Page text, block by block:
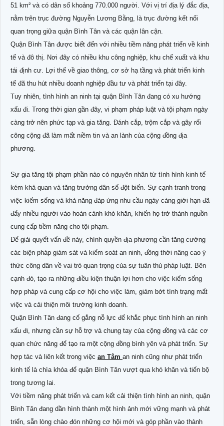
51 km² và có dân số khoảng 770.000 người. Với vị trí địa lý đắc địa,
nằm trên trục đường Nguyễn Lương Bằng, là trục đường kết nối
quan trọng giữa quận Bình Tân và các quận lân cận.
Quận Bình Tân được biết đến với nhiều tiềm năng phát triển về kinh
tế và đô thị. Nơi đây có nhiều khu công nghiệp, khu chế xuất và khu
tái định cư. Lợi thế về giao thông, cơ sở hạ tầng và phát triển kinh
tế đã thu hút nhiều doanh nghiệp đầu tư và phát triển tại đây.
Tuy nhiên, tình hình an ninh tại quận Bình Tân đang có xu hướng
xấu đi. Trong thời gian gần đây, vi phạm pháp luật và tội phạm ngày
càng trở nên phức tạp và gia tăng. Đánh cắp, trộm cắp và gây rối
công cộng đã làm mất niềm tin và an lành của cộng đồng địa
phương.
Sự gia tăng tội phạm phần nào có nguyên nhân từ tình hình kinh tế
kém khả quan và tăng trưởng dân số đột biến. Sự cạnh tranh trong
việc kiếm sống và khả năng đáp ứng nhu cầu ngày càng giới hạn đã
đẩy nhiều người vào hoàn cảnh khó khăn, khiến họ trở thành nguồn
cung cấp tiềm năng cho tội phạm.
Để giải quyết vấn đề này, chính quyền địa phương cần tăng cường
các biện pháp giám sát và kiểm soát an ninh, đồng thời nâng cao ý
thức công dân về vai trò quan trọng của sự tuân thủ pháp luật. Bên
cạnh đó, tạo ra những điều kiện thuận lợi hơn cho việc kiếm sống
hợp pháp và cung cấp cơ hội cho việc làm, giảm bớt tình trạng mất
việc và cải thiện môi trường kinh doanh.
Quận Bình Tân đang cố gắng nỗ lực để khắc phục tình hình an ninh
xấu đi, nhưng cần sự hỗ trợ và chung tay của cộng đồng và các cơ
quan chức năng để tạo ra một cộng đồng bình yên và phát triển. Sự
hợp tác và liên kết trong việc an Tâm an ninh cũng như phát triển
kinh tế là chìa khóa để quận Bình Tân vượt qua khó khăn và tiến bộ
trong tương lai.
Với tiềm năng phát triển và cam kết cải thiện tình hình an ninh, quận
Bình Tân đang dần hình thành một hình ảnh mới vững mạnh và phát
triển, sẵn lòng chào đón những cơ hội mới và góp phần vào thành